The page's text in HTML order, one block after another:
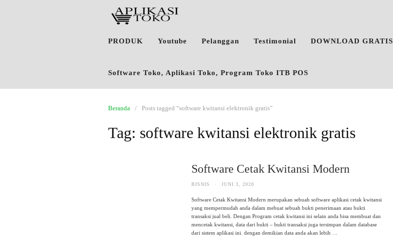
PRODUK Youtube Pelanggan Testimonial DOWNLOAD GRATIS
Software Toko, Aplikasi Toko, Program Toko ITB POS
Beranda Posts tagged “software kwitansi elektronik gratis”
Tag: software kwitansi elektronik gratis
Software Cetak Kwitansi Modern
BISNIS · JUNI 3, 2020
Software Cetak Kwitansi Modern merupakan sebuah software aplikasi cetak kwitansi
yang mempermudah anda dalam mebuat sebuah bukti penerimaan atau bukti
transaksi jual beli. Dengan Program cetak kwitansi ini selain anda bisa membuat dan
mencetak kwitansi, data dari bukti – bukti transaksi juga tersimpan dalam database
dari sistem aplikasi ini. dengan demikian data anda akan lebih …